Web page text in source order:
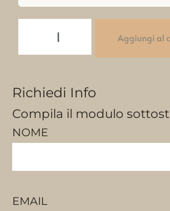
Aggiungi al
Richiedi Info
Compila il modulo
NOME
EMAIL